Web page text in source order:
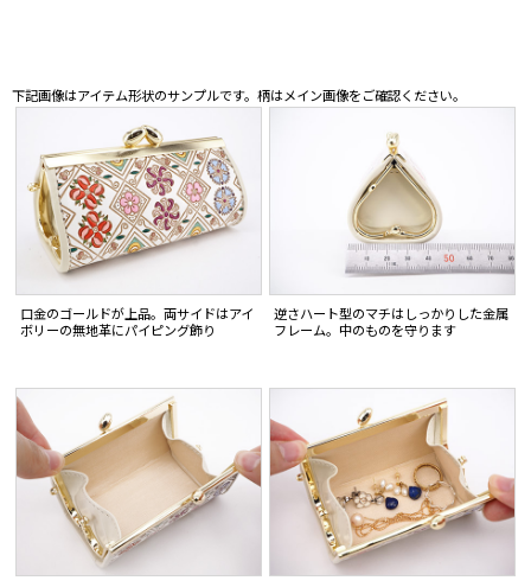
下記画像はアイテム形状のサンプルです。柄はメイン画像をご確認ください。
口金のゴールドが上品。両サイドはアイ
ボリーの無地革にパイピング飾り
逆さハート型のマチはしっかりした金属
フレーム。中のものを守ります